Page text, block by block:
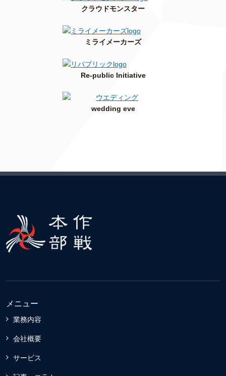
クラウドモンスター
ミライメーカーズ
Re-public Initiative
wedding eve
メニュー
業務内容
会社概要
サービス